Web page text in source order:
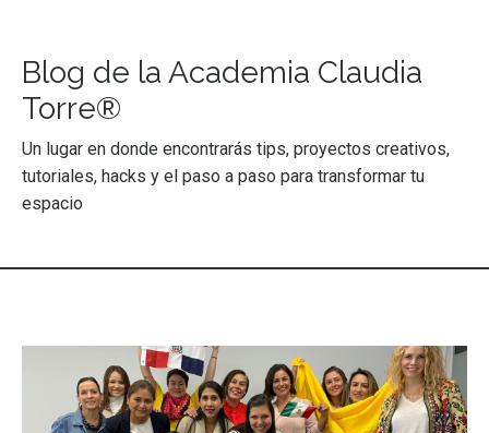
Blog de la Academia Claudia
Torre®
Un lugar en donde encontrarás tips, proyectos creativos,
tutoriales, hacks y el paso a paso para transformar tu
espacio